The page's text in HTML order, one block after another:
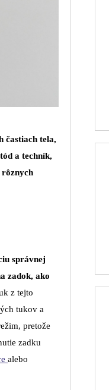
častiach tela,
a techník,
správnej
zadok, ako
z tejto
tukov a
pretože
zadku
alebo